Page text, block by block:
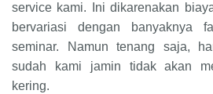
service kami. Ini dikarenakan
bervariasi dengan banyaknya
seminar. Namun tenang saja,
sudah kami jamin tidak akan
kering.